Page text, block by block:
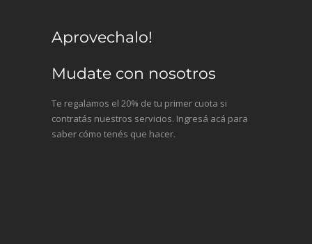
Aprovechalo!
Mudate con nosotros
Te regalamos el 20% de tu primer cuota si
contratás nuestros servicios. Ingresá acá para
saber cómo tenés que hacer.